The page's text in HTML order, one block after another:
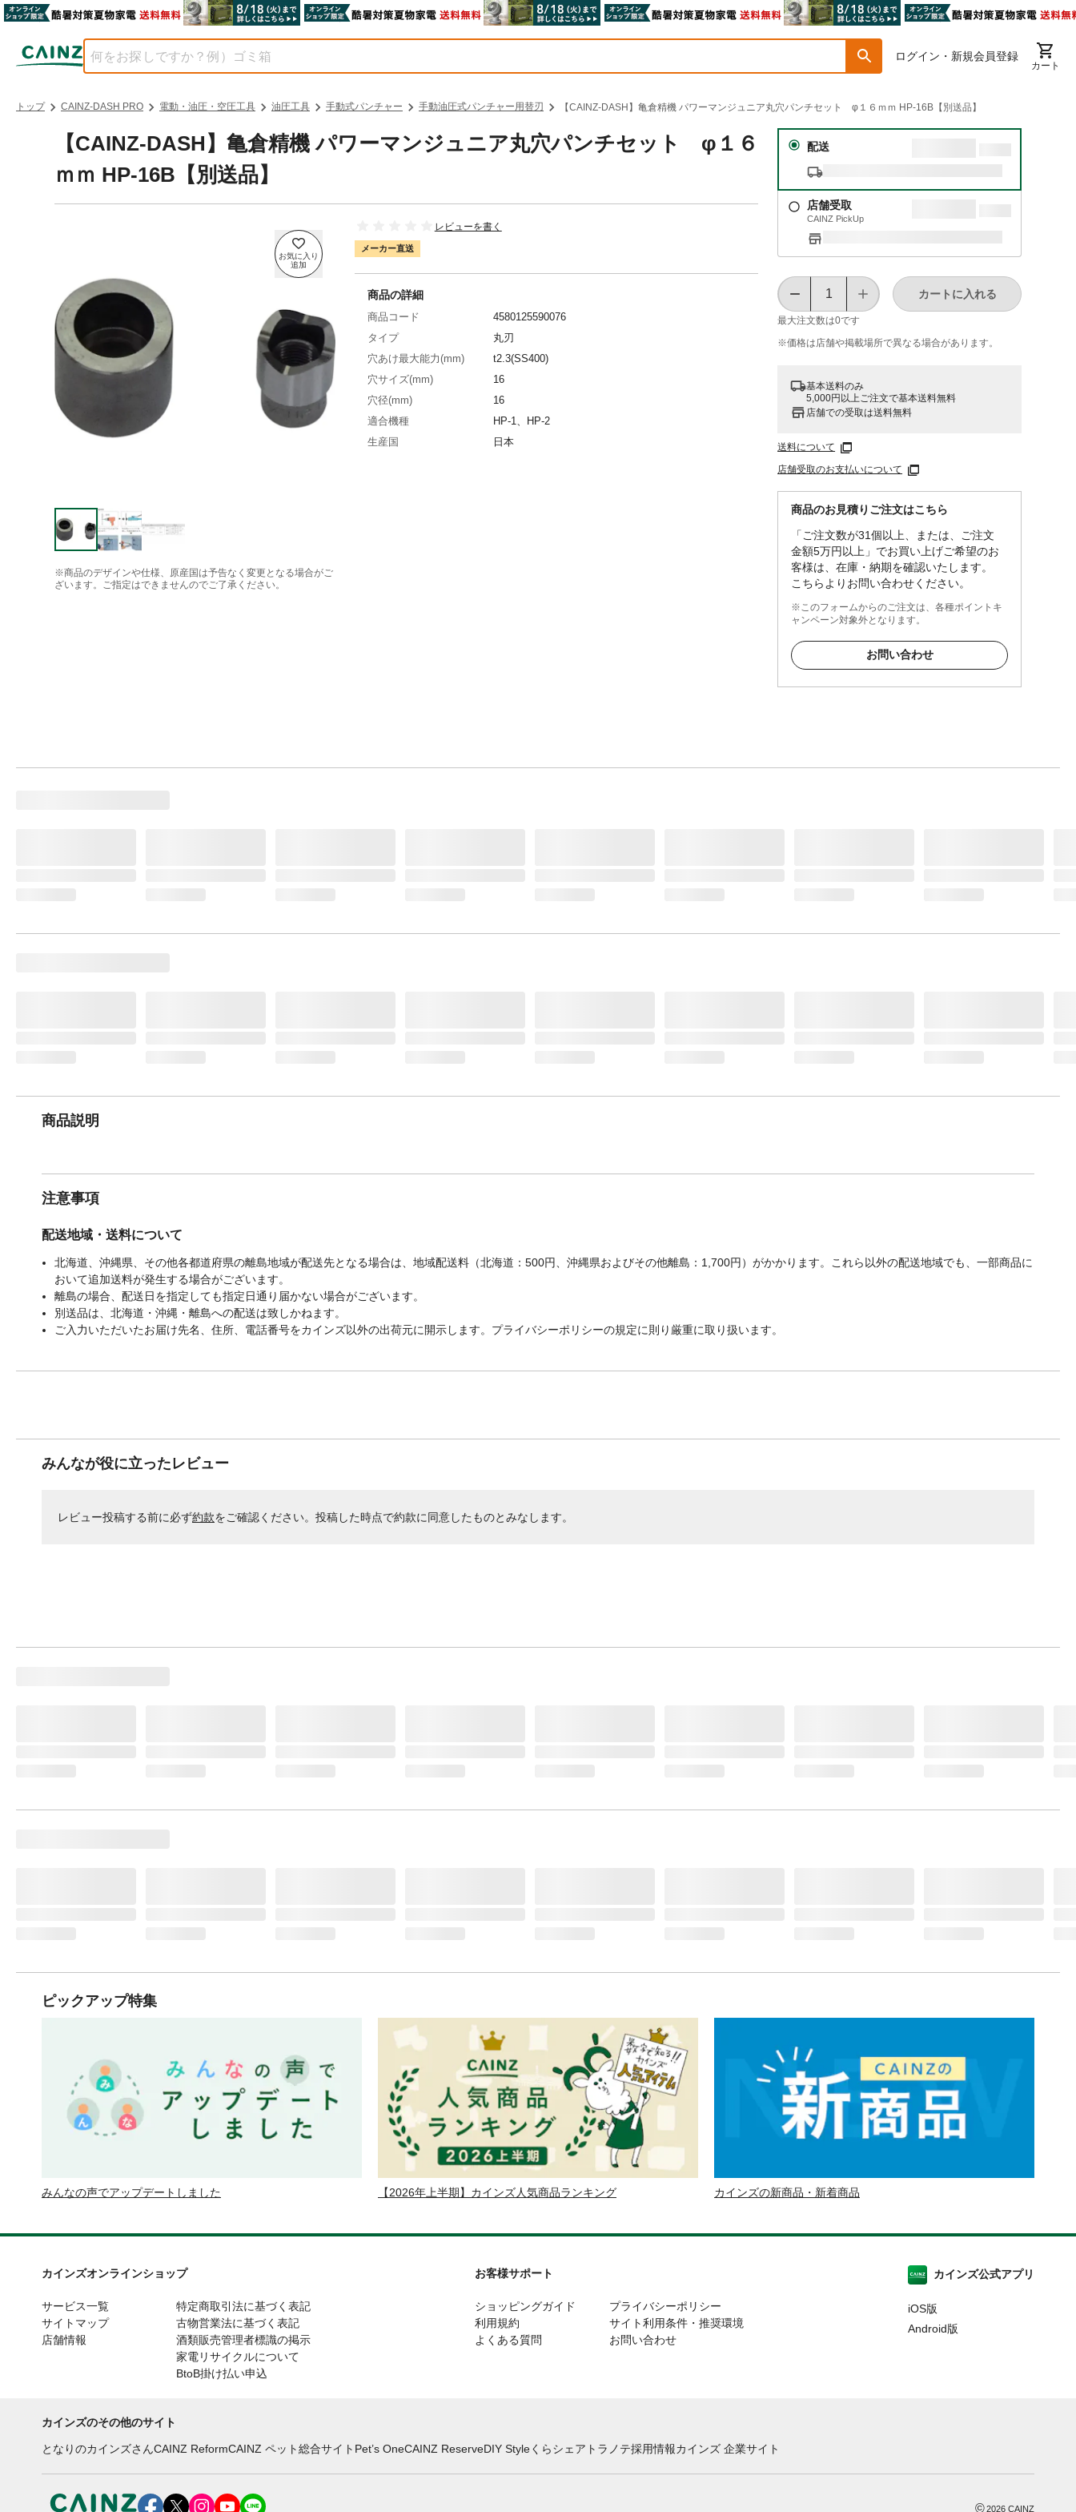
ログイン・新規会員登録
カート
トップ CAINZ-DASH PRO 電動・油圧・空圧工具 油圧工具 手動式パンチャー 手動油圧式パンチャー用替刃 【CAINZ-DASH】亀倉精機 パワーマンジュニア丸穴パンチセット φ１６ｍｍ HP-16B【別送品】
【CAINZ-DASH】亀倉精機 パワーマンジュニア丸穴パンチセット φ１６
ｍｍ HP-16B【別送品】
※商品のデザインや仕様、原産国は予告なく変更となる場合がご
ざいます。ご指定はできませんのでご了承ください。
レビューを書く
メーカー直送
配送
店舗受取
CAINZ PickUp
最大注文数は0です
カートに入れる
※価格は​店舗や​掲載場所で​異なる​場合が​あります。
基本送料のみ
5,000円以上ご注文で基本送料無料
店舗での受取は送料無料
送料について
店舗受取のお支払いについて
商品のお見積りご注文はこちら
「ご注文数が31個以上、または、ご注文
金額5万円以上」でお買い上げご希望のお
客様は、在庫・納期を確認いたします。
こちらよりお問い合わせください。
※このフォームからのご注文は、各種ポイントキ
ャンペーン対象外となります。
お問い合わせ
商品の詳細
商品コード
4580125590076
タイプ
丸刃
穴あけ最大能力(mm)
t2.3(SS400)
穴サイズ(mm)
16
穴径(mm)
16
適合機種
HP-1、HP-2
生産国
日本
商品説明
注意事項
配送地域・送料について
北海道、沖縄県、その他各都道府県の離島地域が配送先となる場合は、地域配送料（北海道：500円、沖縄県およびその他離島：1,700円）がかかります。これら以外の配送地域でも、一部商品に
おいて追加送料が発生する場合がございます。
離島の場合、配送日を指定しても指定日通り届かない場合がございます。
別送品は、北海道・沖縄・離島への配送は致しかねます。
ご入力いただいたお届け先名、住所、電話番号をカインズ以外の出荷元に開示します。プライバシーポリシーの規定に則り厳重に取り扱います。
みんなが役に立ったレビュー
レビュー投稿する前に必ず約款をご確認ください。投稿した時点で約款に同意したものとみなします。
ピックアップ特集
みんなの声でアップデートしました 【2026年上半期】カインズ人気商品ランキング カインズの新商品・新着商品
カインズオンラインショップ
サービス一覧
サイトマップ
店舗情報
特定商取引法に基づく表記
古物営業法に基づく表記
酒類販売管理者標識の掲示
家電リサイクルについて
BtoB掛け払い申込
お客様サポート
ショッピングガイド
利用規約
よくある質問
プライバシーポリシー
サイト利用条件・推奨環境
お問い合わせ
カインズ公式アプリ
iOS版
Android版
カインズのその他のサイト
となりのカインズさんCAINZ ReformCAINZ ペット総合サイト Pet’s OneCAINZ ReserveDIY Styleくらシェア トラノテ採用情報カインズ 企業サイト
©2026 CAINZ